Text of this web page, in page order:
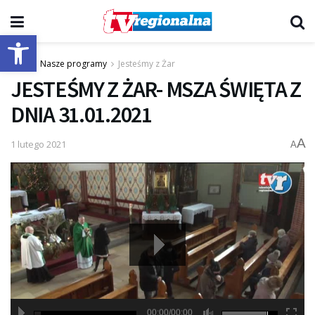
Otwórz pasek narzędzi
Start Nasze programy Jesteśmy z Żar
JESTEŚMY Z ŻAR- MSZA ŚWIĘTA Z
DNIA 31.01.2021
1 lutego 2021 AA
00:00/00:00